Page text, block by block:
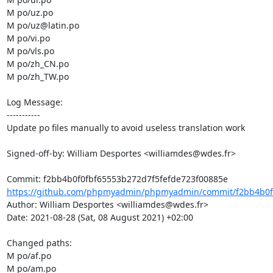
M po/uz.po
M po/uz@latin.po
M po/vi.po
M po/vls.po
M po/zh_CN.po
M po/zh_TW.po
Log Message:
-----------
Update po files manually to avoid useless translation work
Signed-off-by: William Desportes <williamdes@wdes.fr>
Commit: f2bb4b0f0fbf65553b272d7f5fefde723f00885e
https://github.com/phpmyadmin/phpmyadmin/commit/
Author: William Desportes <williamdes@wdes.fr>
Date: 2021-08-28 (Sat, 08 August 2021) +02:00
Changed paths:
M po/af.po
M po/am.po